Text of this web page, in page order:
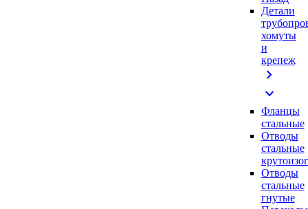
Детали
хомуты
и
крепеж
chevron_right
expand_more
Фланцы
стальные
Отводы
стальные
Отводы
стальные
гнутые